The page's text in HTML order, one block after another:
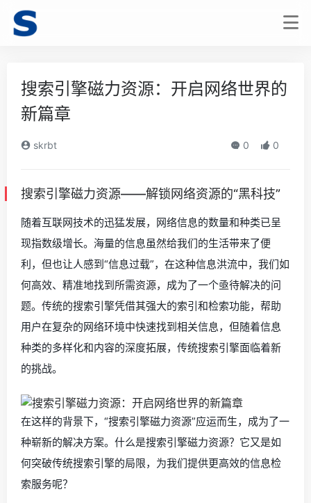
搜索引擎磁力资源：开启网络世界的
新篇章
skrbt 0 0
搜索引擎磁力资源——解锁网络资源的“黑科技”
随着互联网技术的迅猛发展，网络信息的数量和种类已呈
现指数级增长。海量的信息虽然给我们的生活带来了便
利，但也让人感到“信息过载”，在这种信息洪流中，我们如
何高效、精准地找到所需资源，成为了一个亟待解决的问
题。传统的搜索引擎凭借其强大的索引和检索功能，帮助
用户在复杂的网络环境中快速找到相关信息，但随着信息
种类的多样化和内容的深度拓展，传统搜索引擎面临着新
的挑战。
在这样的背景下，“搜索引擎磁力资源”应运而生，成为了一
种崭新的解决方案。什么是搜索引擎磁力资源？它又是如
何突破传统搜索引擎的局限，为我们提供更高效的信息检
索服务呢？